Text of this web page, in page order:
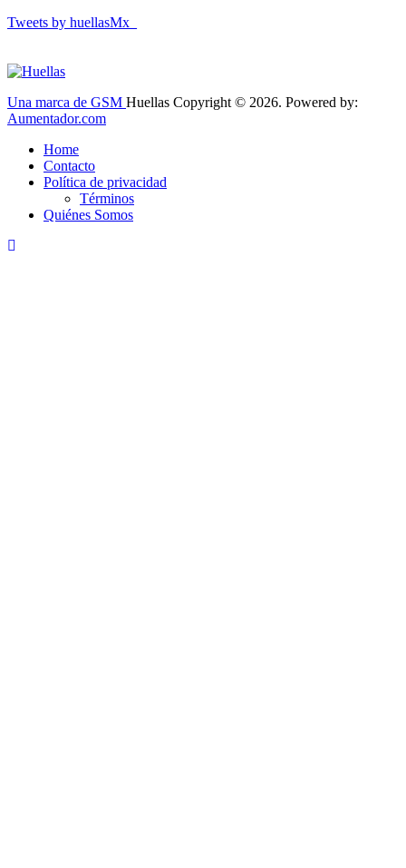
Tweets by huellasMx_
Una marca de GSM Huellas Copyright © 2026. Powered by:
Aumentador.com
Home
Contacto
Política de privacidad
Términos
Quiénes Somos